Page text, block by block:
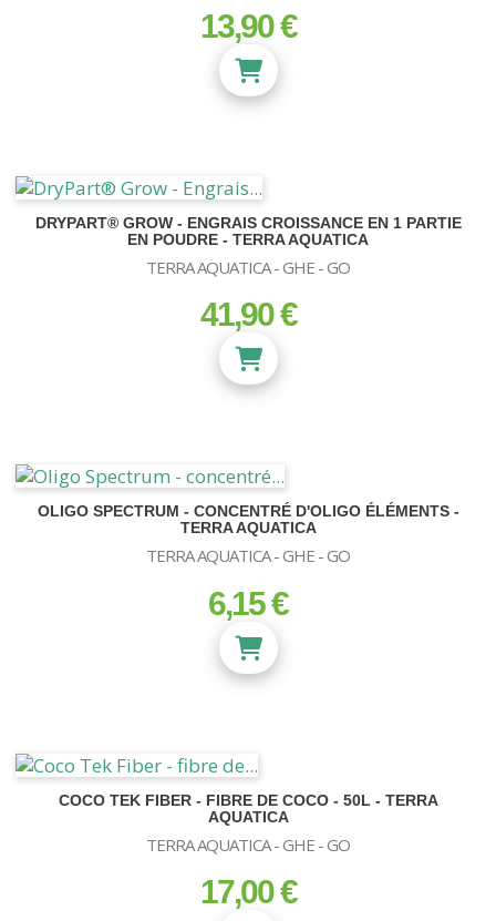
prix
13,90 €
DRYPART® GROW - ENGRAIS CROISSANCE EN 1 PARTIE
EN POUDRE - TERRA AQUATICA
TERRA AQUATICA - GHE - GO
prix
41,90 €
OLIGO SPECTRUM - CONCENTRÉ D'OLIGO ÉLÉMENTS -
TERRA AQUATICA
TERRA AQUATICA - GHE - GO
prix
6,15 €
COCO TEK FIBER - FIBRE DE COCO - 50L - TERRA
AQUATICA
TERRA AQUATICA - GHE - GO
prix
17,00 €